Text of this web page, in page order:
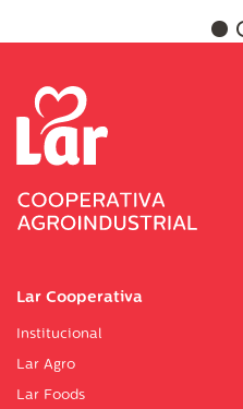
Lar Cooperativa
Institucional
Lar Agro
Lar Foods